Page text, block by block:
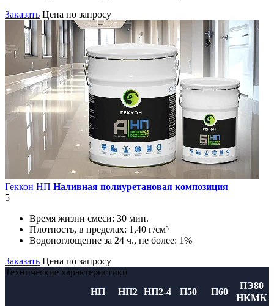
Заказать Цена по запросу
Геккон НП Наливная полиуретановая композиция
5
Время жизни смеси: 30 мин.
Плотность, в пределах: 1,40 г/см³
Водопоглощение за 24 ч., не более: 1%
Заказать Цена по запросу
Технические характеристики
НП
НП2 НП2-4 П50 П60
ПЭ80
НКМК